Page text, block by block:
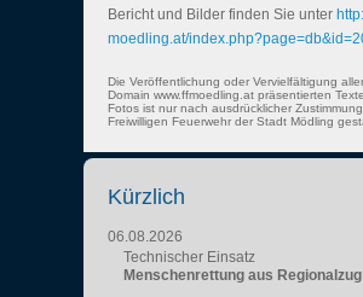
Bericht und Bilder finden Sie unter
moedling.at/
Die Veröffentlichung oder Vervielfältigung
Domain www.ffmoedling.at präsentierten
Fotos ist nur nach ausdrücklicher
Freiwilligen Feuerwehr der Stadt Mödling
Kürzlich
06.08.2026
Technischer Einsatz
Menschenrettung aus Regionalzug